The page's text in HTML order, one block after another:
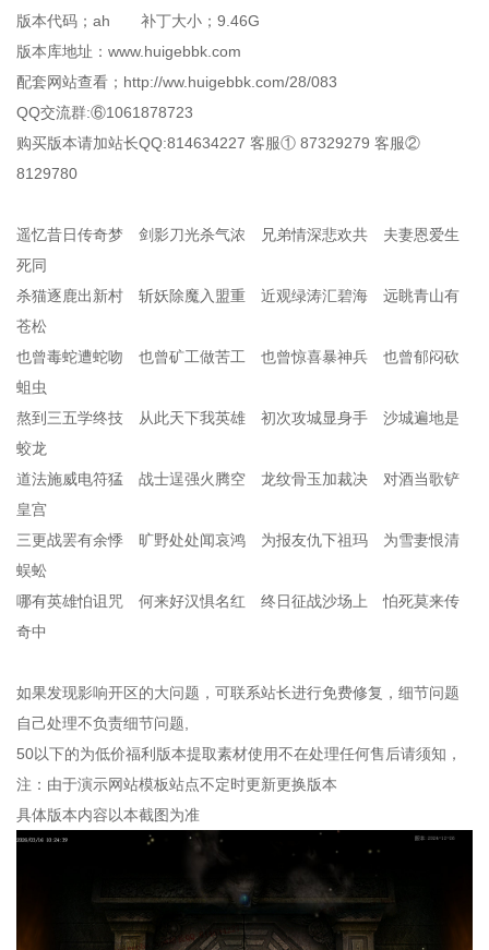
版本代码；ah 补丁大小；9.46G
版本库地址：www.huigebbk.com
配套网站查看；http://ww.huigebbk.com/28/083
QQ交流群:⑥1061878723
购买版本请加站长QQ:814634227 客服① 87329279 客服②
8129780
遥忆昔日传奇梦 剑影刀光杀气浓 兄弟情深悲欢共 夫妻恩爱生
死同
杀猫逐鹿出新村 斩妖除魔入盟重 近观绿涛汇碧海 远眺青山有
苍松
也曾毒蛇遭蛇吻 也曾矿工做苦工 也曾惊喜暴神兵 也曾郁闷砍
蛆虫
熬到三五学终技 从此天下我英雄 初次攻城显身手 沙城遍地是
蛟龙
道法施威电符猛 战士逞强火腾空 龙纹骨玉加裁决 对酒当歌铲
皇宫
三更战罢有余悸 旷野处处闻哀鸿 为报友仇下祖玛 为雪妻恨清
蜈蚣
哪有英雄怕诅咒 何来好汉惧名红 终日征战沙场上 怕死莫来传
奇中
如果发现影响开区的大问题，可联系站长进行免费修复，细节问题
自己处理不负责细节问题,
50以下的为低价福利版本提取素材使用不在处理任何售后请须知，
注：由于演示网站模板站点不定时更新更换版本
具体版本内容以本截图为准